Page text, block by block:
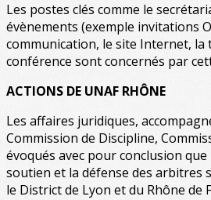
Les postes clés comme le
évènements (exemple invitations
communication, le site Internet, la
conférence sont concernés par
ACTIONS DE UNAF RHÔNE
Les affaires juridiques,
Commission de Discipline,
évoqués avec pour conclusion
soutien et la défense des arbitres
le District de Lyon et du Rhône de